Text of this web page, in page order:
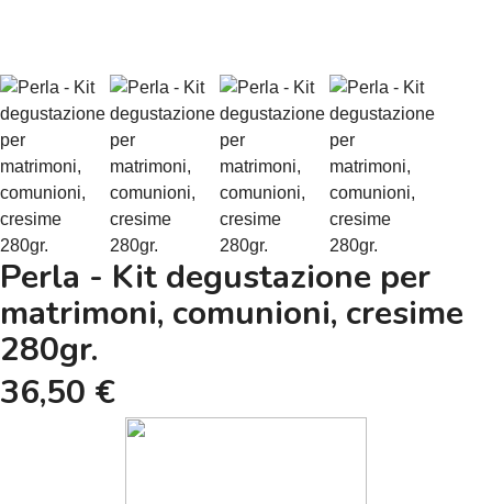
Perla - Kit degustazione per
matrimoni, comunioni, cresime
280gr.
36,50 €